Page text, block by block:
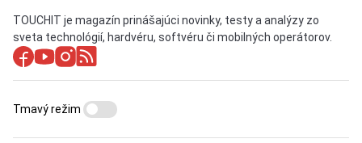
TOUCHIT je magazín prinášajúci novinky, testy a analýzy zo
sveta technológií, hardvéru, softvéru či mobilných operátorov.
Tmavý režim